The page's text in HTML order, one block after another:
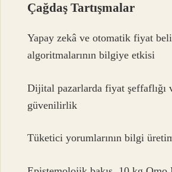
Çağdaş Tartışmalar
Yapay zekâ ve otomatik fiyat
algoritmalarının bilgiye etkisi
Dijital pazarlarda fiyat şeffaflığı
güvenilirlik
Tüketici yorumlarının bilgi